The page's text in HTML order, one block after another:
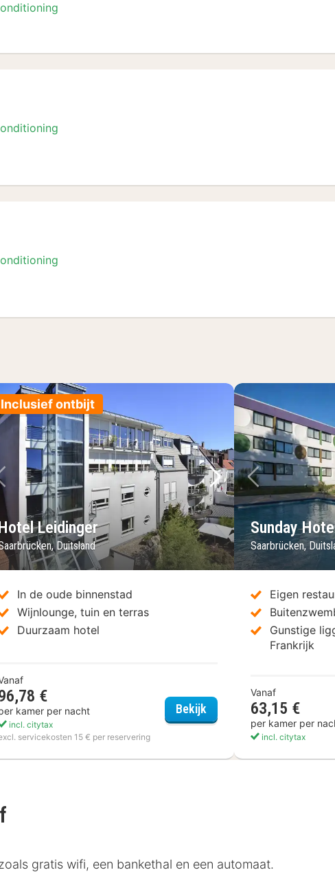
foto
Saarbrücken
Inclusief ontbijt
Vorige foto
Volgende foto
Leidinger
Duitsland
In de oude binnenstad
Wijnlounge, tuin en terras
Duurzaam hotel
€
kamer per nacht
incl. citytax
servicekosten 15 € per reservering
Bekijk Hotel Leidinger
Vorige foto
Sunday
Saarbrücken,
Eigen
Gunstige
Frankrijk
Vanaf
63,15 €
per kamer per
incl. citytax
gratis wifi, een bankethal en een automaat.